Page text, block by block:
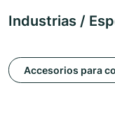
Industrias /
Accesorios para